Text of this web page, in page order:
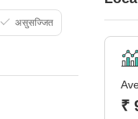
₹
असुसज्जित